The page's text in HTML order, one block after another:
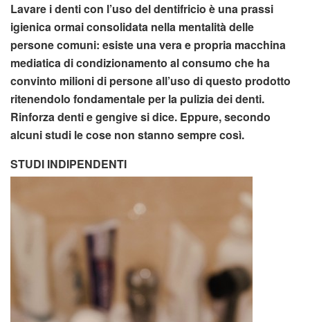
Lavare i denti con l’uso del dentifricio è una prassi
igienica ormai consolidata nella mentalità delle
persone comuni: esiste una vera e propria macchina
mediatica di condizionamento al consumo che ha
convinto milioni di persone all’uso di questo prodotto
ritenendolo fondamentale per la pulizia dei denti.
Rinforza denti e gengive si dice. Eppure, secondo
alcuni studi le cose non stanno sempre così.
STUDI INDIPENDENTI